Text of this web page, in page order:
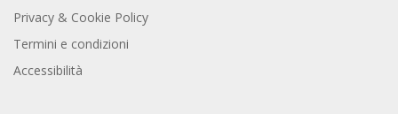
Privacy & Cookie Policy
Termini e condizioni
Accessibilità